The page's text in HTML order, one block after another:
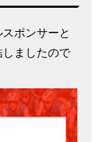
ポンサーと
ましたので